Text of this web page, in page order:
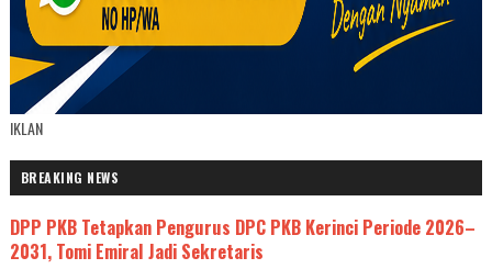
IKLAN
BREAKING NEWS
DPP PKB Tetapkan Pengurus DPC PKB Kerinci Periode 2026–
2031, Tomi Emiral Jadi Sekretaris